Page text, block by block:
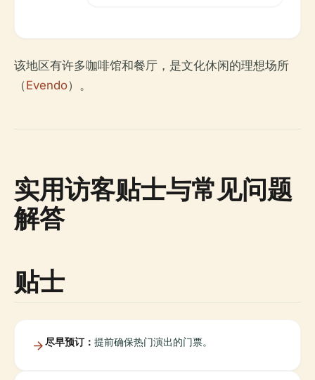
该地区有许多咖啡馆和餐厅，是文化休闲的理想场所
（Evendo）。
实用访客贴士与常见问题
解答
贴士
尽早预订： 提前确保热门演出的门票。